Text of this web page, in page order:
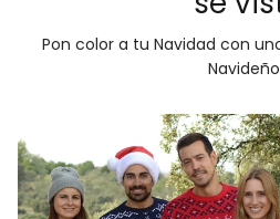
Pon color a tu Navidad con